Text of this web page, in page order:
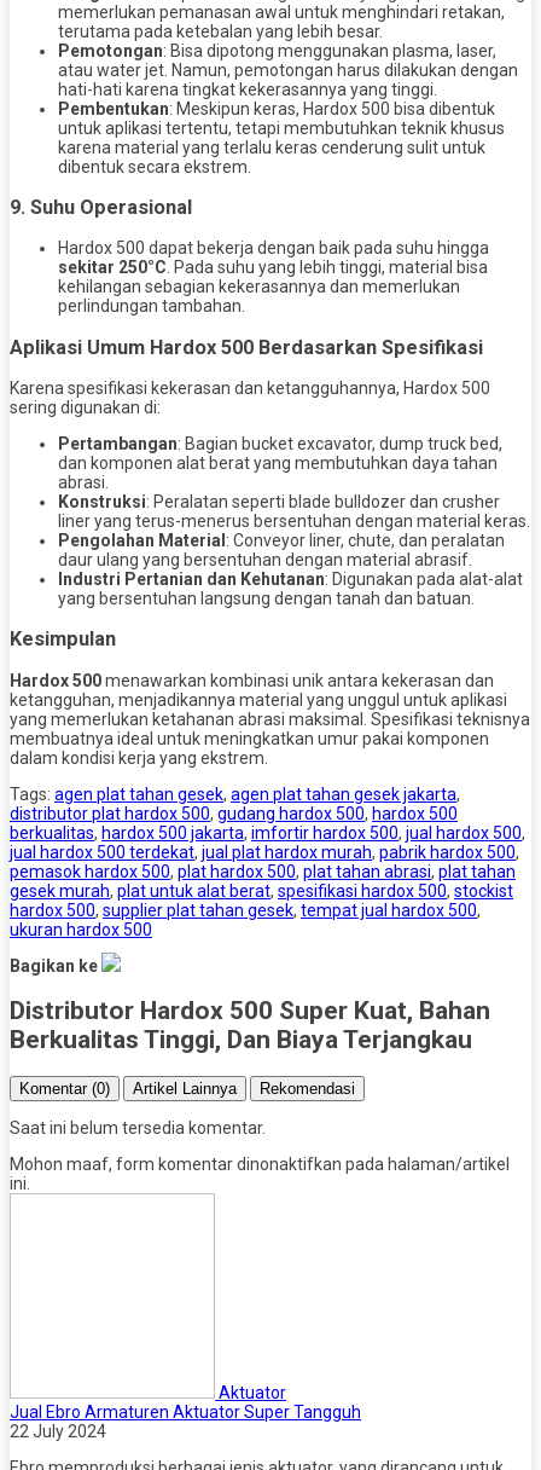
memerlukan pemanasan awal untuk menghindari retakan,
terutama pada ketebalan yang lebih besar.
Pemotongan: Bisa dipotong menggunakan plasma, laser,
atau water jet. Namun, pemotongan harus dilakukan dengan
hati-hati karena tingkat kekerasannya yang tinggi.
Pembentukan: Meskipun keras, Hardox 500 bisa dibentuk
untuk aplikasi tertentu, tetapi membutuhkan teknik khusus
karena material yang terlalu keras cenderung sulit untuk
dibentuk secara ekstrem.
9. Suhu Operasional
Hardox 500 dapat bekerja dengan baik pada suhu hingga
sekitar 250°C. Pada suhu yang lebih tinggi, material bisa
kehilangan sebagian kekerasannya dan memerlukan
perlindungan tambahan.
Aplikasi Umum Hardox 500 Berdasarkan Spesifikasi
Karena spesifikasi kekerasan dan ketangguhannya, Hardox 500
sering digunakan di:
Pertambangan: Bagian bucket excavator, dump truck bed,
dan komponen alat berat yang membutuhkan daya tahan
abrasi.
Konstruksi: Peralatan seperti blade bulldozer dan crusher
liner yang terus-menerus bersentuhan dengan material keras.
Pengolahan Material : Conveyor liner, chute, dan peralatan
daur ulang yang bersentuhan dengan material abrasif.
Industri Pertanian dan Kehutanan: Digunakan pada alat-alat
yang bersentuhan langsung dengan tanah dan batuan.
Kesimpulan
Hardox 500menawarkan kombinasi unik antara kekerasan dan
ketangguhan, menjadikannya material yang unggul untuk aplikasi
yang memerlukan ketahanan abrasi maksimal. Spesifikasi teknisnya
membuatnya ideal untuk meningkatkan umur pakai komponen
dalam kondisi kerja yang ekstrem.
Tags: agen plat tahan gesek, agen plat tahan gesek jakarta,
distributor plat hardox 500, gudang hardox 500, hardox 500
berkualitas, hardox 500 jakarta, imfortir hardox 500, jual hardox 500,
jual hardox 500 terdekat, jual plat hardox murah, pabrik hardox 500,
pemasok hardox 500, plat hardox 500, plat tahan abrasi, plat tahan
gesek murah, plat untuk alat berat, spesifikasi hardox 500, stockist
hardox 500, supplier plat tahan gesek, tempat jual hardox 500,
ukuran hardox 500
Bagikan ke
Distributor Hardox 500 Super Kuat, Bahan
Berkualitas Tinggi, Dan Biaya Terjangkau
Komentar (0) Artikel Lainnya Rekomendasi
Saat ini belum tersedia komentar.
Mohon maaf, form komentar dinonaktifkan pada halaman/artikel
ini.
Aktuator
Jual Ebro Armaturen Aktuator Super Tangguh
22 July 2024